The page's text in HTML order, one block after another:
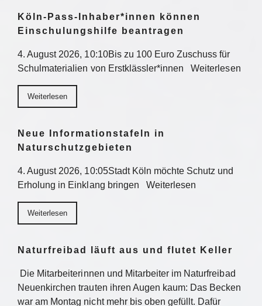
Köln-Pass-Inhaber*innen können
Einschulungshilfe beantragen
4. August 2026, 10:10Bis zu 100 Euro Zuschuss für
Schulmaterialien von Erstklässler*innen Weiterlesen
Weiterlesen
Neue Informationstafeln in
Naturschutzgebieten
4. August 2026, 10:05Stadt Köln möchte Schutz und
Erholung in Einklang bringen Weiterlesen
Weiterlesen
Naturfreibad läuft aus und flutet Keller
Die Mitarbeiterinnen und Mitarbeiter im Naturfreibad
Neuenkirchen trauten ihren Augen kaum: Das Becken
war am Montag nicht mehr bis oben gefüllt. Dafür